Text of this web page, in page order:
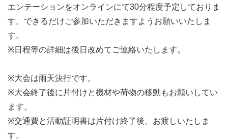
エンテーションをオンラインにて30分程度予定しておりま
す。できるだけご参加いただきますようお願いいたしま
す。
※日程等の詳細は後日改めてご連絡いたします。
※大会は雨天決行です。
※大会終了後に片付けと機材や荷物の移動もお願いしてい
ます。
※交通費と活動証明書は片付け終了後、お渡しいたしま
す。